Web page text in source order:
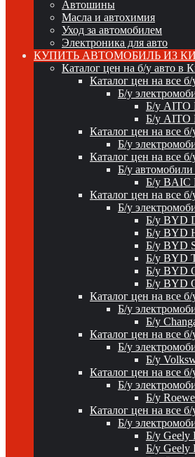
Автошины
Масла и автохимия
Уход за автомобилем
Электроника для авто
КУПИТЬ АВТОМОБИЛЬ ИЗ
Каталог цен на б/у авто в
Каталог цен на все
Б/у
Б/у AITO
Б/у AITO
Каталог цен на все
Б/у
Каталог цен на все
Б/у
Б/у BAIC
Каталог цен на все
Б/у
Б/у BYD
Б/у BYD
Б/у BYD
Б/у BYD
Б/у BYD
Б/у BYD
Каталог цен на все
Б/у
Б/у
Каталог цен на все
Б/у
Б/у
Каталог цен на все
Б/у
Б/у
Каталог цен на все
Б/у
Б/у Geely
Б/у Geely